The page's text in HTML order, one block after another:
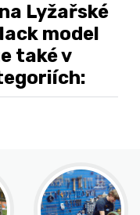
Lyžařské
model
také v